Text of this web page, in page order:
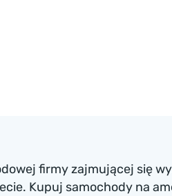
firmy zajmującej się
Kupuj samochody na